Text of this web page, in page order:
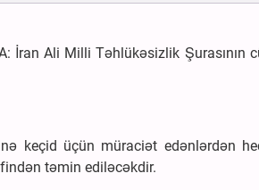
Ali Milli Təhlükəsizlik Şurasının
keçid üçün müraciət edənlərdən
təmin ediləcəkdir.